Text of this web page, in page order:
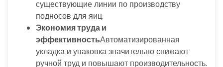
существующие линии по производству
подносов для яиц.
Экономия труда и
эффективностьАвтоматизированная
укладка и упаковка значительно снижают
ручной труд и повышают производительность.